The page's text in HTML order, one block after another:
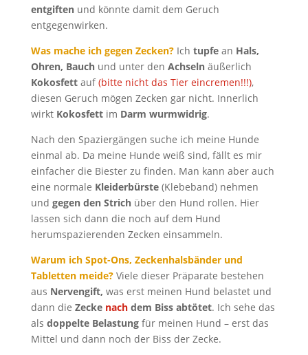
entgiftenund könnte damit dem Geruch
entgegenwirken.
Was mache ich gegen Zecken?Ich tupfean Hals,
Ohren, Bauchund unter den Achselnäußerlich
Kokosfettauf(bitte nicht das Tier eincremen!!!),
diesen Geruch mögen Zecken gar nicht. Innerlich
wirkt Kokosfettim Darm wurmwidrig.
Nach den Spaziergängen suche ich meine Hunde
einmal ab. Da meine Hunde weiß sind, fällt es mir
einfacher die Biester zu finden. Man kann aber auch
eine normale Kleiderbürste(Klebeband) nehmen
und gegen den Strichüber den Hund rollen. Hier
lassen sich dann die noch auf dem Hund
herumspazierenden Zecken einsammeln.
Warum ich Spot-Ons, Zeckenhalsbänder und
Tabletten meide?Viele dieser Präparate bestehen
aus Nervengift, was erst meinen Hund belastet und
dann die Zecke nachdem Biss abtötet. Ich sehe das
als doppelte Belastungfür meinen Hund – erst das
Mittel und dann noch der Biss der Zecke.